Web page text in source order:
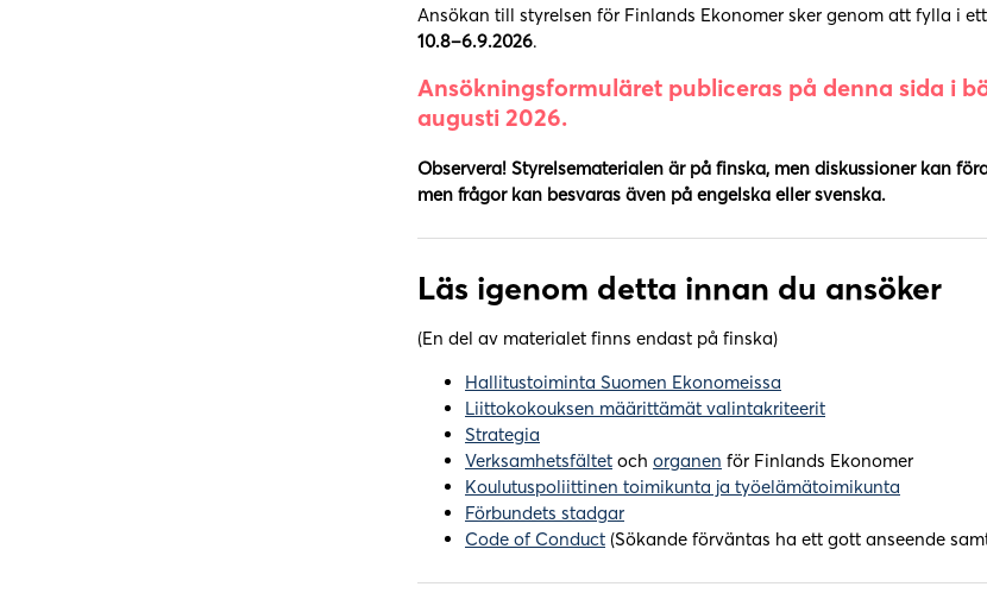
Ansökan till styrelsen för Finlands Ekonomer sker genom att fylla i
10.8–6.9.2026.
Ansökningsformuläret publiceras på denna sida i
augusti 2026.
Observera! Styrelsematerialen är på finska, men diskussioner kan
men frågor kan besvaras även på engelska eller svenska.
Läs igenom detta innan du ansöker
(En del av materialet finns endast på finska)
Hallitustoiminta Suomen Ekonomeissa
Liittokokouksen määrittämät valintakriteerit
Strategia
Verksamhetsfältet och organen för Finlands Ekonomer
Koulutuspoliittinen toimikunta ja työelämätoimikunta
Förbundets stadgar
Code of Conduct (Sökande förväntas ha ett gott anseende